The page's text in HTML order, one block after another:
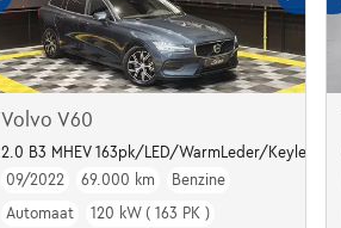
Volvo V60
2.0 B3 MHEV 163pk/LED/WarmLeder/Keyless/
09/2022
69.000 km
Benzine
Automaat
120 kW ( 163 PK )